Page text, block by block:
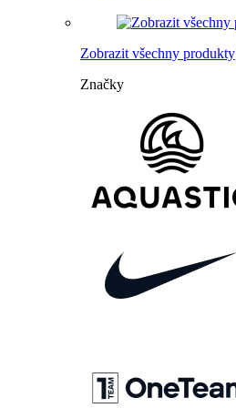
Zobrazit všechny produkty
Značky